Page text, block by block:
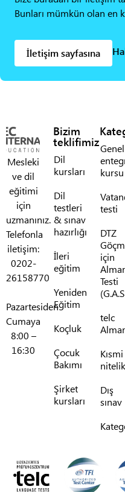
Bunları mümkün olan en
İletişim sayfasına
Mesleki
ve dil
eğitimi
için
uzmanınız.
Telefonla
iletişim:
0202-
26158770
Pazartesiden
Cumaya
8:00 –
16:30
Bizim
teklifimiz
Dil
kursları
Dil
testleri
& sınav
hazırlığı
İleri
eğitim
Yeniden
Eğitim
Koçluk
Çocuk
Bakımı
Şirket
kursları
Genel
kursu
testi
DTZ
için
Testi
telc
Kısmi
Dış
sınav